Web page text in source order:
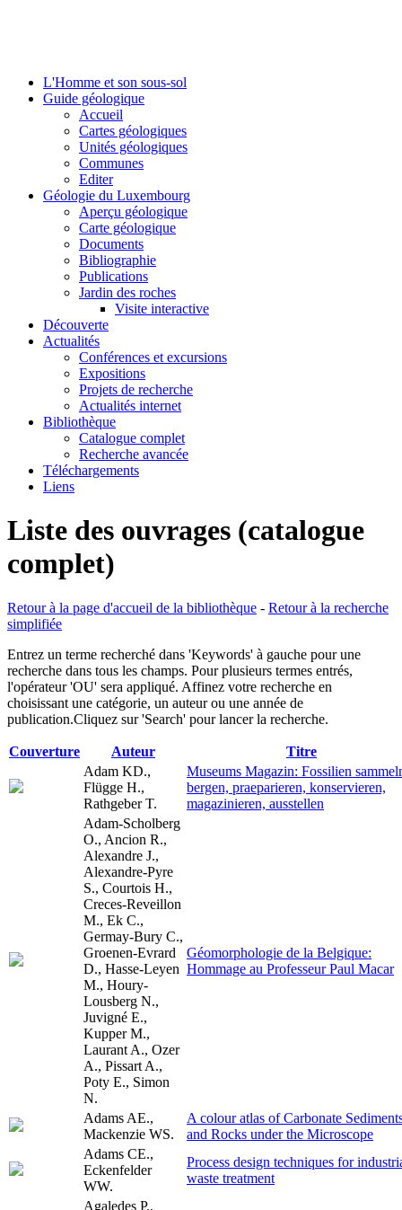
L'Homme et son sous-sol
Guide géologique
Accueil
Cartes géologiques
Unités géologiques
Communes
Editer
Géologie du Luxembourg
Aperçu géologique
Carte géologique
Documents
Bibliographie
Publications
Jardin des roches
Visite interactive
Découverte
Actualités
Conférences et excursions
Expositions
Projets de recherche
Actualités internet
Bibliothèque
Catalogue complet
Recherche avancée
Téléchargements
Liens
Liste des ouvrages (catalogue
complet)
Retour à la page d'accueil de la bibliothèque - Retour à la recherche
simplifiée
Entrez un terme recherché dans 'Keywords' à gauche pour une
recherche dans tous les champs. Pour plusieurs termes entrés,
l'opérateur 'OU' sera appliqué. Affinez votre recherche en
choisissant une catégorie, un auteur ou une année de
publication.Cliquez sur 'Search' pour lancer la recherche.
Couverture Auteur
Titre
Adam KD.,
Flügge H.,
Rathgeber T.
Museums Magazin: Fossilien
bergen, praeparieren, konservieren,
magazinieren, ausstellen
Adam-Scholberg
O., Ancion R.,
Alexandre J.,
Alexandre-Pyre
S., Courtois H.,
Creces-Reveillon
M., Ek C.,
Germay-Bury C.,
Groenen-Evrard
D., Hasse-Leyen
M., Houry-
Lousberg N.,
Juvigné E.,
Kupper M.,
Laurant A., Ozer
A., Pissart A.,
Poty E., Simon
N.
Géomorphologie de la Belgique:
Hommage au Professeur Paul Macar
Adams AE.,
Mackenzie WS.
A colour atlas of Carbonate
and Rocks under the Microscope
Adams CE.,
Eckenfelder
WW.
Process design techniques for
waste treatment
Agaledes P.,